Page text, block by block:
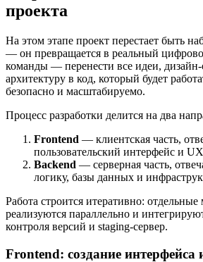
проекта
На этом этапе проект перестает быть
— он превращается в реальный
команды — перенести все идеи,
архитектуру в код, который будет
безопасно и масштабируемо.
Процесс разработки делится на два
Frontend — клиентская часть,
пользовательский интерфейс и
Backend — серверная часть,
логику, базы данных и
Работа строится итеративно:
реализуются параллельно и
контроля версий и staging-сервер.
Frontend: создание интерфейса